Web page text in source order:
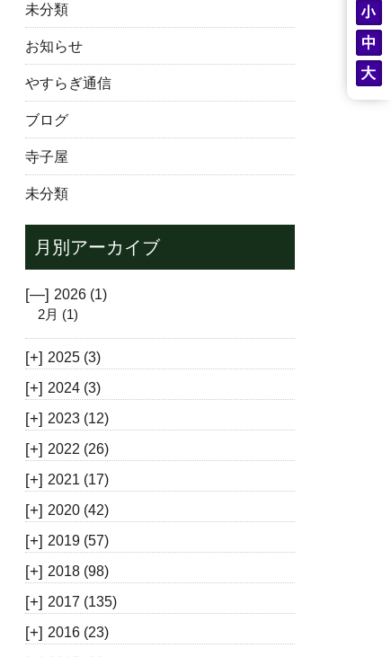
未分類
お知らせ
やすらぎ通信
ブログ
寺子屋
未分類
月別アーカイブ
[—] 2026 (1)
2月 (1)
[+] 2025 (3)
[+] 2024 (3)
[+] 2023 (12)
[+] 2022 (26)
[+] 2021 (17)
[+] 2020 (42)
[+] 2019 (57)
[+] 2018 (98)
[+] 2017 (135)
[+] 2016 (23)